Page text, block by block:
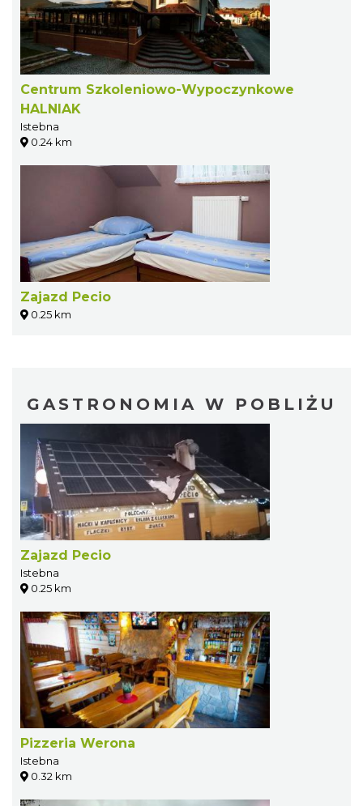
Centrum Szkoleniowo-Wypoczynkowe
HALNIAK
Istebna
0.24 km
Zajazd Pecio
0.25 km
GASTRONOMIA W POBLIŻU
Zajazd Pecio
Istebna
0.25 km
Pizzeria Werona
Istebna
0.32 km